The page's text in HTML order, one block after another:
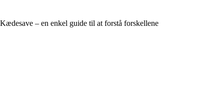
Kædesave – en enkel guide til at forstå forskellene